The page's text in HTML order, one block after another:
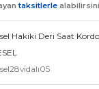
taksitlerle
Hakiki Deri Saat